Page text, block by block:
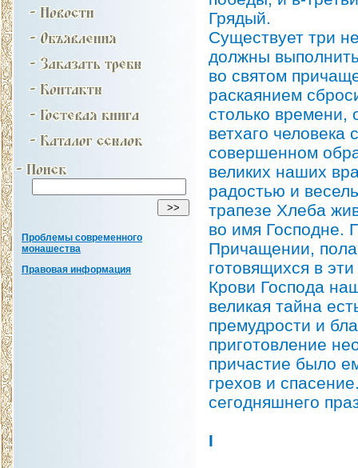
Проблемы современного
монашества
Правовая информация
Грядый.
Существует три
должны
во святом
раскаянием
столько времени,
ветхаго
совершенном
великих наших
радостью и
трапезе Хлеба
во имя Господне.
Причащении,
готовящихся в
Крови Господа
великая тайна
премудрости и
приготовление
причастие было
грехов и
сегодняшнего
I